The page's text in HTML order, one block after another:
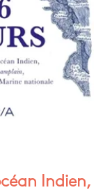
Indien,